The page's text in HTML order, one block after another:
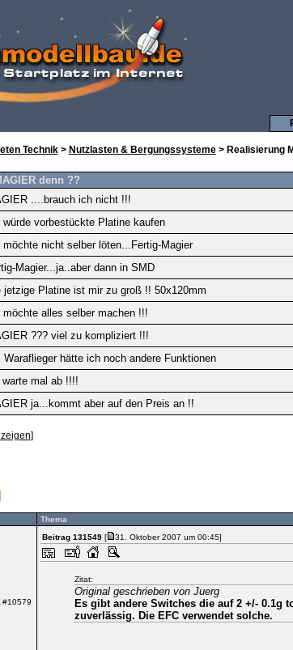
Technik> Nutzlasten & Bergungssysteme> Realisierung
denn ??
....brauch ich nicht !!!
würde vorbestückte Platine kaufen
möchte nicht selber löten...Fertig-Magier
Magier...ja..aber dann in SMD
jetzige Platine ist mir zu groß !! 50x120mm
möchte alles selber machen !!!
??? viel zu kompliziert !!!
Waraflieger hätte ich noch andere Funktionen
mal ab !!!!
ja...kommt aber auf den Preis an !!
]
Thema
#10579
Beitrag 131549[
31. Oktober 2007 um 00:45]
Zitat:
Original geschrieben von Juerg
Es gibt andere Switches die auf 2 +/- 0.1g
zuverlässig. Die EFC verwendet solche.